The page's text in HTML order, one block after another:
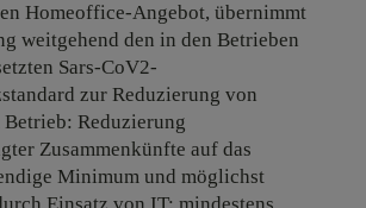
Homeoffice-Angebot, übernimmt
weitgehend den in den Betrieben
Sars-CoV2-
zur Reduzierung von
Reduzierung
Zusammenkünfte auf das
Minimum und möglichst